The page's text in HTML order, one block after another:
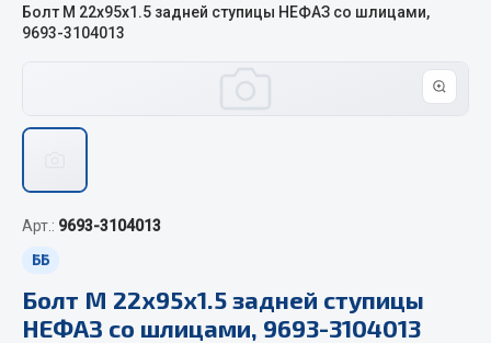
ЦЕПИ РОССИЯ
Изготовление цепей на колеса BOHU
QITONG
Весь раздел
Отопители салона, подогреватели
Болт М 22х95х1.5 задней ступицы НЕФАЗ со шлицами,
9693-3104013
Арт.: 9693-3104013
ББ
Болт М 22х95х1.5 задней ступицы
НЕФАЗ со шлицами, 9693-3104013